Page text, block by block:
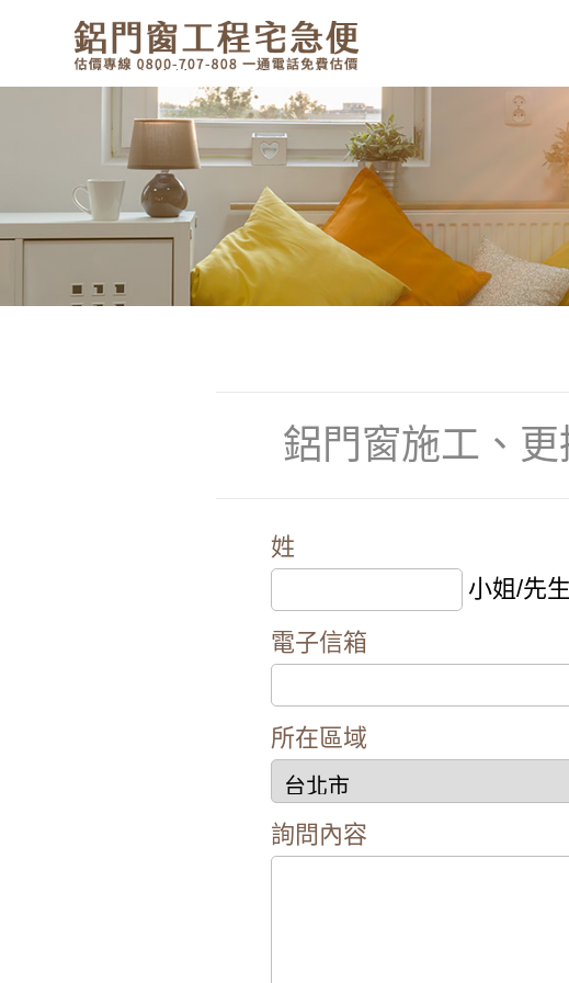
題？找我們就對了！估價專線
0800-707-808
聯絡我們 - 鋁門窗工程宅急便
鋁門窗施工、
姓
小姐/先生
電子信箱
所在區域
詢問內容